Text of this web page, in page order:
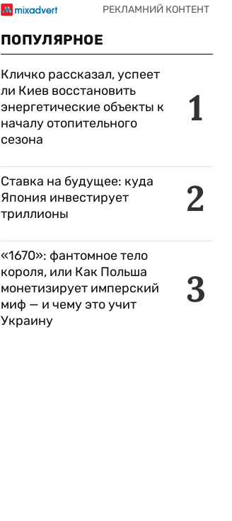
ПОПУЛЯРНОЕ
1
Кличко рассказал, успеет
ли Киев восстановить
энергетические объекты к
началу отопительного
сезона
2
Ставка на будущее: куда
Япония инвестирует
триллионы
3
«1670»: фантомное тело
короля, или Как Польша
монетизирует имперский
миф — и чему это учит
Украину